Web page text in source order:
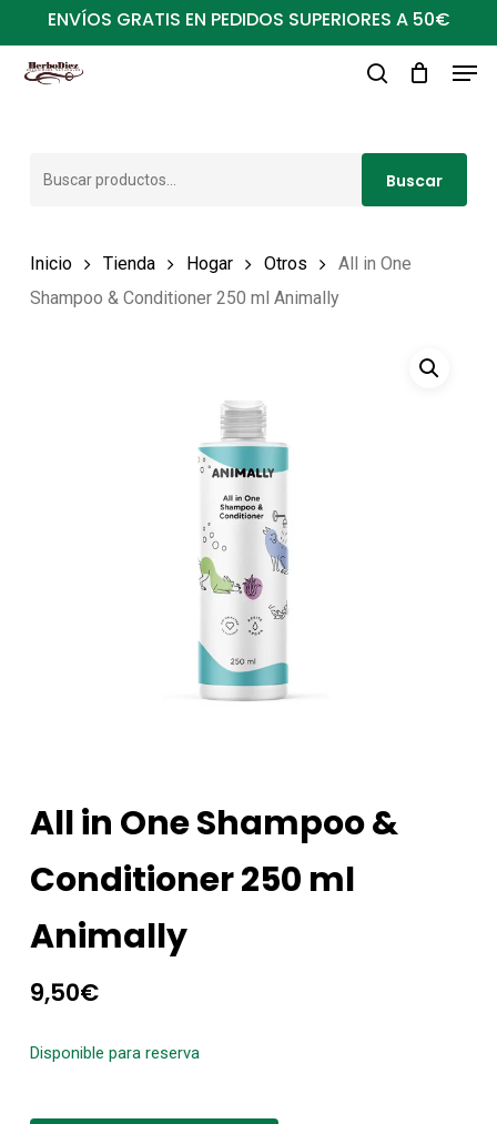
al
contenido
ENVÍOS GRATIS EN PEDIDOS SUPERIORES A 50€
Buscar
Inicio Tienda Hogar Otros
All in One
Shampoo & Conditioner 250 ml Animally
All in One Shampoo &
Conditioner 250 ml
Animally
9,50€
Disponible para reserva
Close